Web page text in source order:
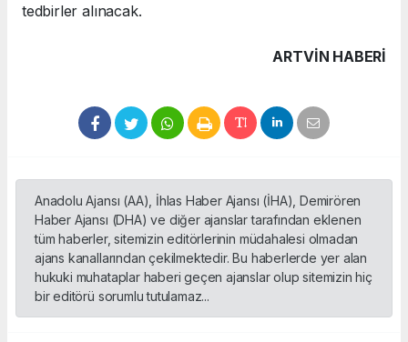
tedbirler alınacak.
ARTVIN HABERİ
Anadolu Ajansı (AA), İhlas Haber Ajansı (İHA), Demirören
Haber Ajansı (DHA) ve diğer ajanslar tarafından eklenen
tüm haberler, sitemizin editörlerinin müdahalesi olmadan
ajans kanallarından çekilmektedir. Bu haberlerde yer alan
hukuki muhataplar haberi geçen ajanslar olup sitemizin hiç
bir editörü sorumlu tutulamaz...